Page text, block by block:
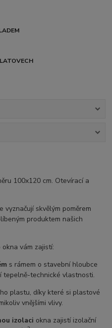
100x120 cm. Otevírací a
vyznačují skvělým poměrem
produktem našich
vám zajistí:
s rámem o stavební hloubce
tepelně-technické vlastnosti.
plastu, díky které si plastové
vnějšími vlivy.
izolaci okna zajistí izolační